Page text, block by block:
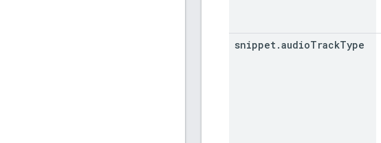
snippet.audioTrackType